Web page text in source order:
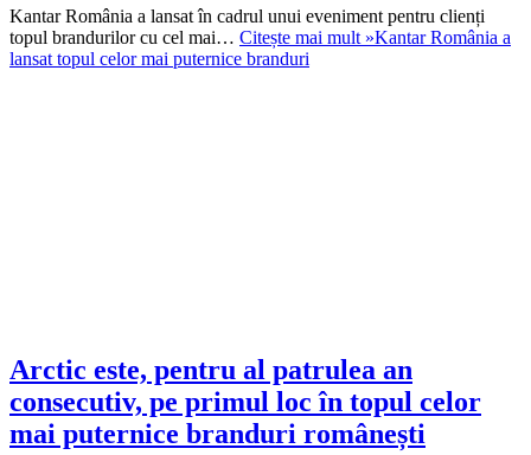
Kantar România a lansat în cadrul unui eveniment pentru clienți
topul brandurilor cu cel mai… Citește mai mult »Kantar România a
lansat topul celor mai puternice branduri
Arctic este, pentru al patrulea an
consecutiv, pe primul loc în topul celor
mai puternice branduri românești